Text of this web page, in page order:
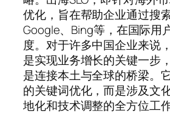
优化，旨在帮助企业通过搜
Google、Bing等，在国际用
度。对于许多中国企业来说
是实现业务增长的关键一步
是连接本土与全球的桥梁。
的关键词优化，而是涉及文
地化和技术调整的全方位工